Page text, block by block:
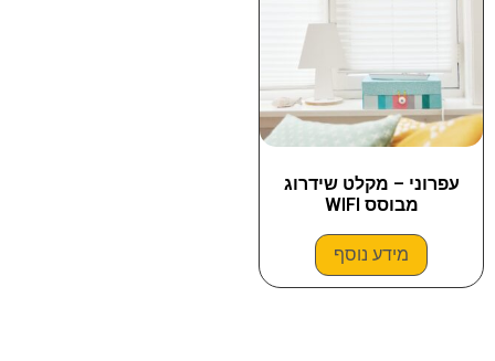
עפרוני – מקלט שידרוג
מבוסס WIFI
מידע נוסף